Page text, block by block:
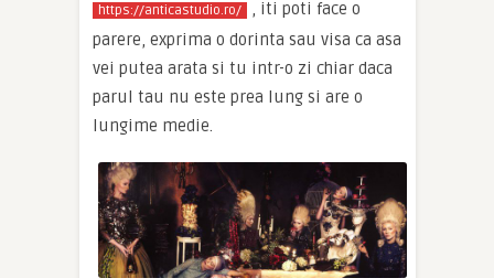
https://anticastudio.ro/
, iti poti face o
parere, exprima o dorinta sau visa ca asa
vei putea arata si tu intr-o zi chiar daca
parul tau nu este prea lung si are o
lungime medie.